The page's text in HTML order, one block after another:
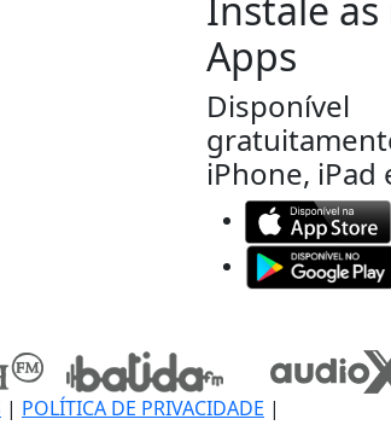
Apps
Disponível
iPhone, iPad
| POLÍTICA DE PRIVACIDADE |